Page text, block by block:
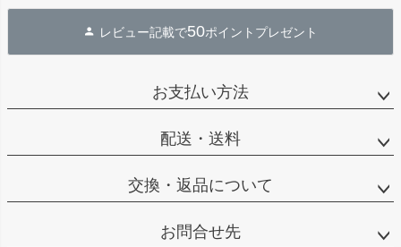
レビュー記載で50ポイントプレゼント
お支払い方法
配送・送料
交換・返品について
お問合せ先